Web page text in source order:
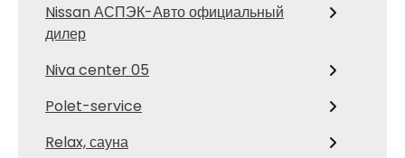
Nissan АСПЭК-Авто официальный
дилер
Niva center 05
Polet-service
Relax, сауна